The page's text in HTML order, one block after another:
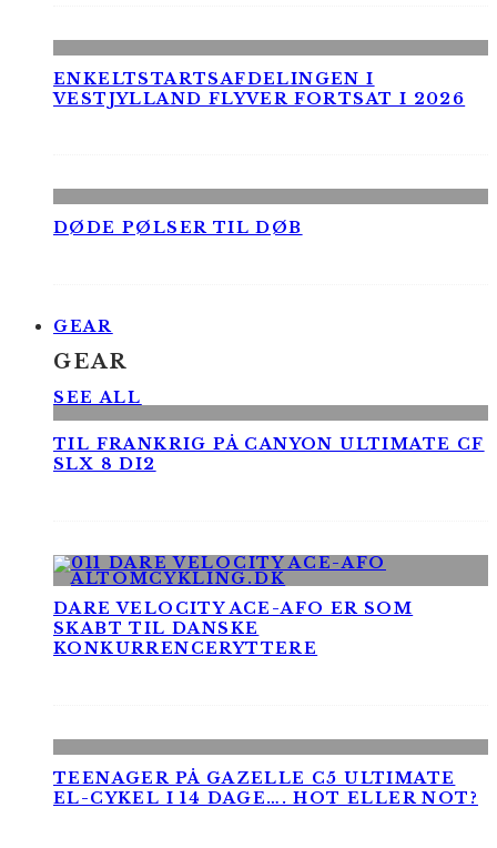
ENKELTSTARTSAFDELINGEN I
VESTJYLLAND FLYVER FORTSAT I 2026
DØDE PØLSER TIL DØB
GEAR
GEAR
SEE ALL
TIL FRANKRIG PÅ CANYON ULTIMATE CF
SLX 8 DI2
DARE VELOCITY ACE-AFO ER SOM
SKABT TIL DANSKE
KONKURRENCERYTTERE
TEENAGER PÅ GAZELLE C5 ULTIMATE
EL-CYKEL I 14 DAGE…. HOT ELLER NOT?